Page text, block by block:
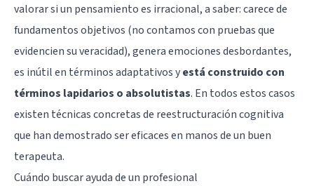
valorar si un pensamiento es irracional, a saber: carece de
fundamentos objetivos (no contamos con pruebas que
evidencien su veracidad), genera emociones desbordantes,
es inútil en términos adaptativos yestá construido con
términos lapidarios o absolutistas. En todos estos casos
existen técnicas concretas de reestructuración cognitiva
que han demostrado ser eficaces en manos de un buen
terapeuta.
Cuándo buscar ayuda de un profesional